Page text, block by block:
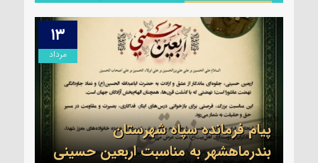
۱۳
مرداد
پیام فرمانده سپاه شهرستان
بندرماهشهر به مناسبت اربعین حسینی